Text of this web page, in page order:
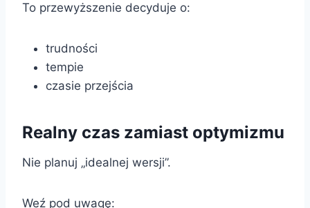
To przewyższenie decyduje o:
trudności
tempie
czasie przejścia
Realny czas zamiast optymizmu
Nie planuj „idealnej wersji”.
Weź pod uwagę: